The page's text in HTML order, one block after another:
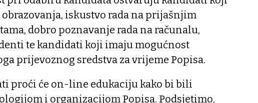
iskustvo rada na prijašnjim
dobro poznavanje rada na računalu,
te kandidati koji imaju mogućnost
prijevoznog sredstva za vrijeme Popisa.
proći će on-line edukaciju kako bi bili
i organizacijom Popisa. Podsjetimo,